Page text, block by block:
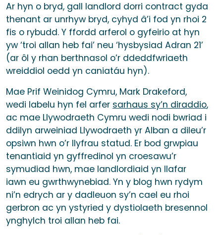
Ar hyn o bryd, gall landlord dorri contract gyda
thenant ar unrhyw bryd, cyhyd â’i fod yn rhoi 2
fis o rybudd. Y ffordd arferol o gyfeirio at hyn
yw ‘troi allan heb fai’ neu ‘hysbysiad Adran 21’
(ar ôl y rhan berthnasol o’r ddeddfwriaeth
wreiddiol oedd yn caniatáu hyn).
Mae Prif Weinidog Cymru, Mark Drakeford,
wedi labelu hyn fel arfer sarhaus sy’n diraddio,
ac mae Llywodraeth Cymru wedi nodi bwriad i
ddilyn arweiniad Llywodraeth yr Alban a dileu’r
opsiwn hwn o’r llyfrau statud. Er bod grwpiau
tenantiaid yn gyffredinol yn croesawu’r
symudiad hwn, mae landlordiaid yn llafar
iawn eu gwrthwynebiad. Yn y blog hwn rydym
ni’n edrych ar y dadleuon sy’n cael eu rhoi
gerbron ac yn ystyried y dystiolaeth bresennol
ynghylch troi allan heb fai.